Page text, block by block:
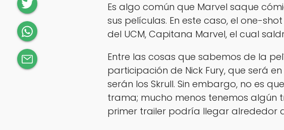
Es algo común que Marvel saque
sus películas. En este caso, el one-
del UCM, Capitana Marvel, el cual
Entre las cosas que sabemos de la
participación de Nick Fury, que será en
serán los Skrull. Sin embargo, no es
trama; mucho menos tenemos algún
primer trailer podría llegar alrededor